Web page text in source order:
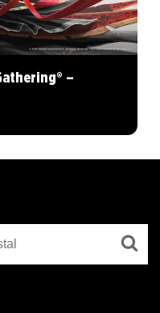
–